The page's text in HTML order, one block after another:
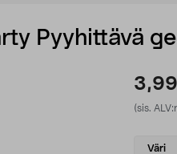
Pyyhittävä
3,99
(sis.
Select
Väri